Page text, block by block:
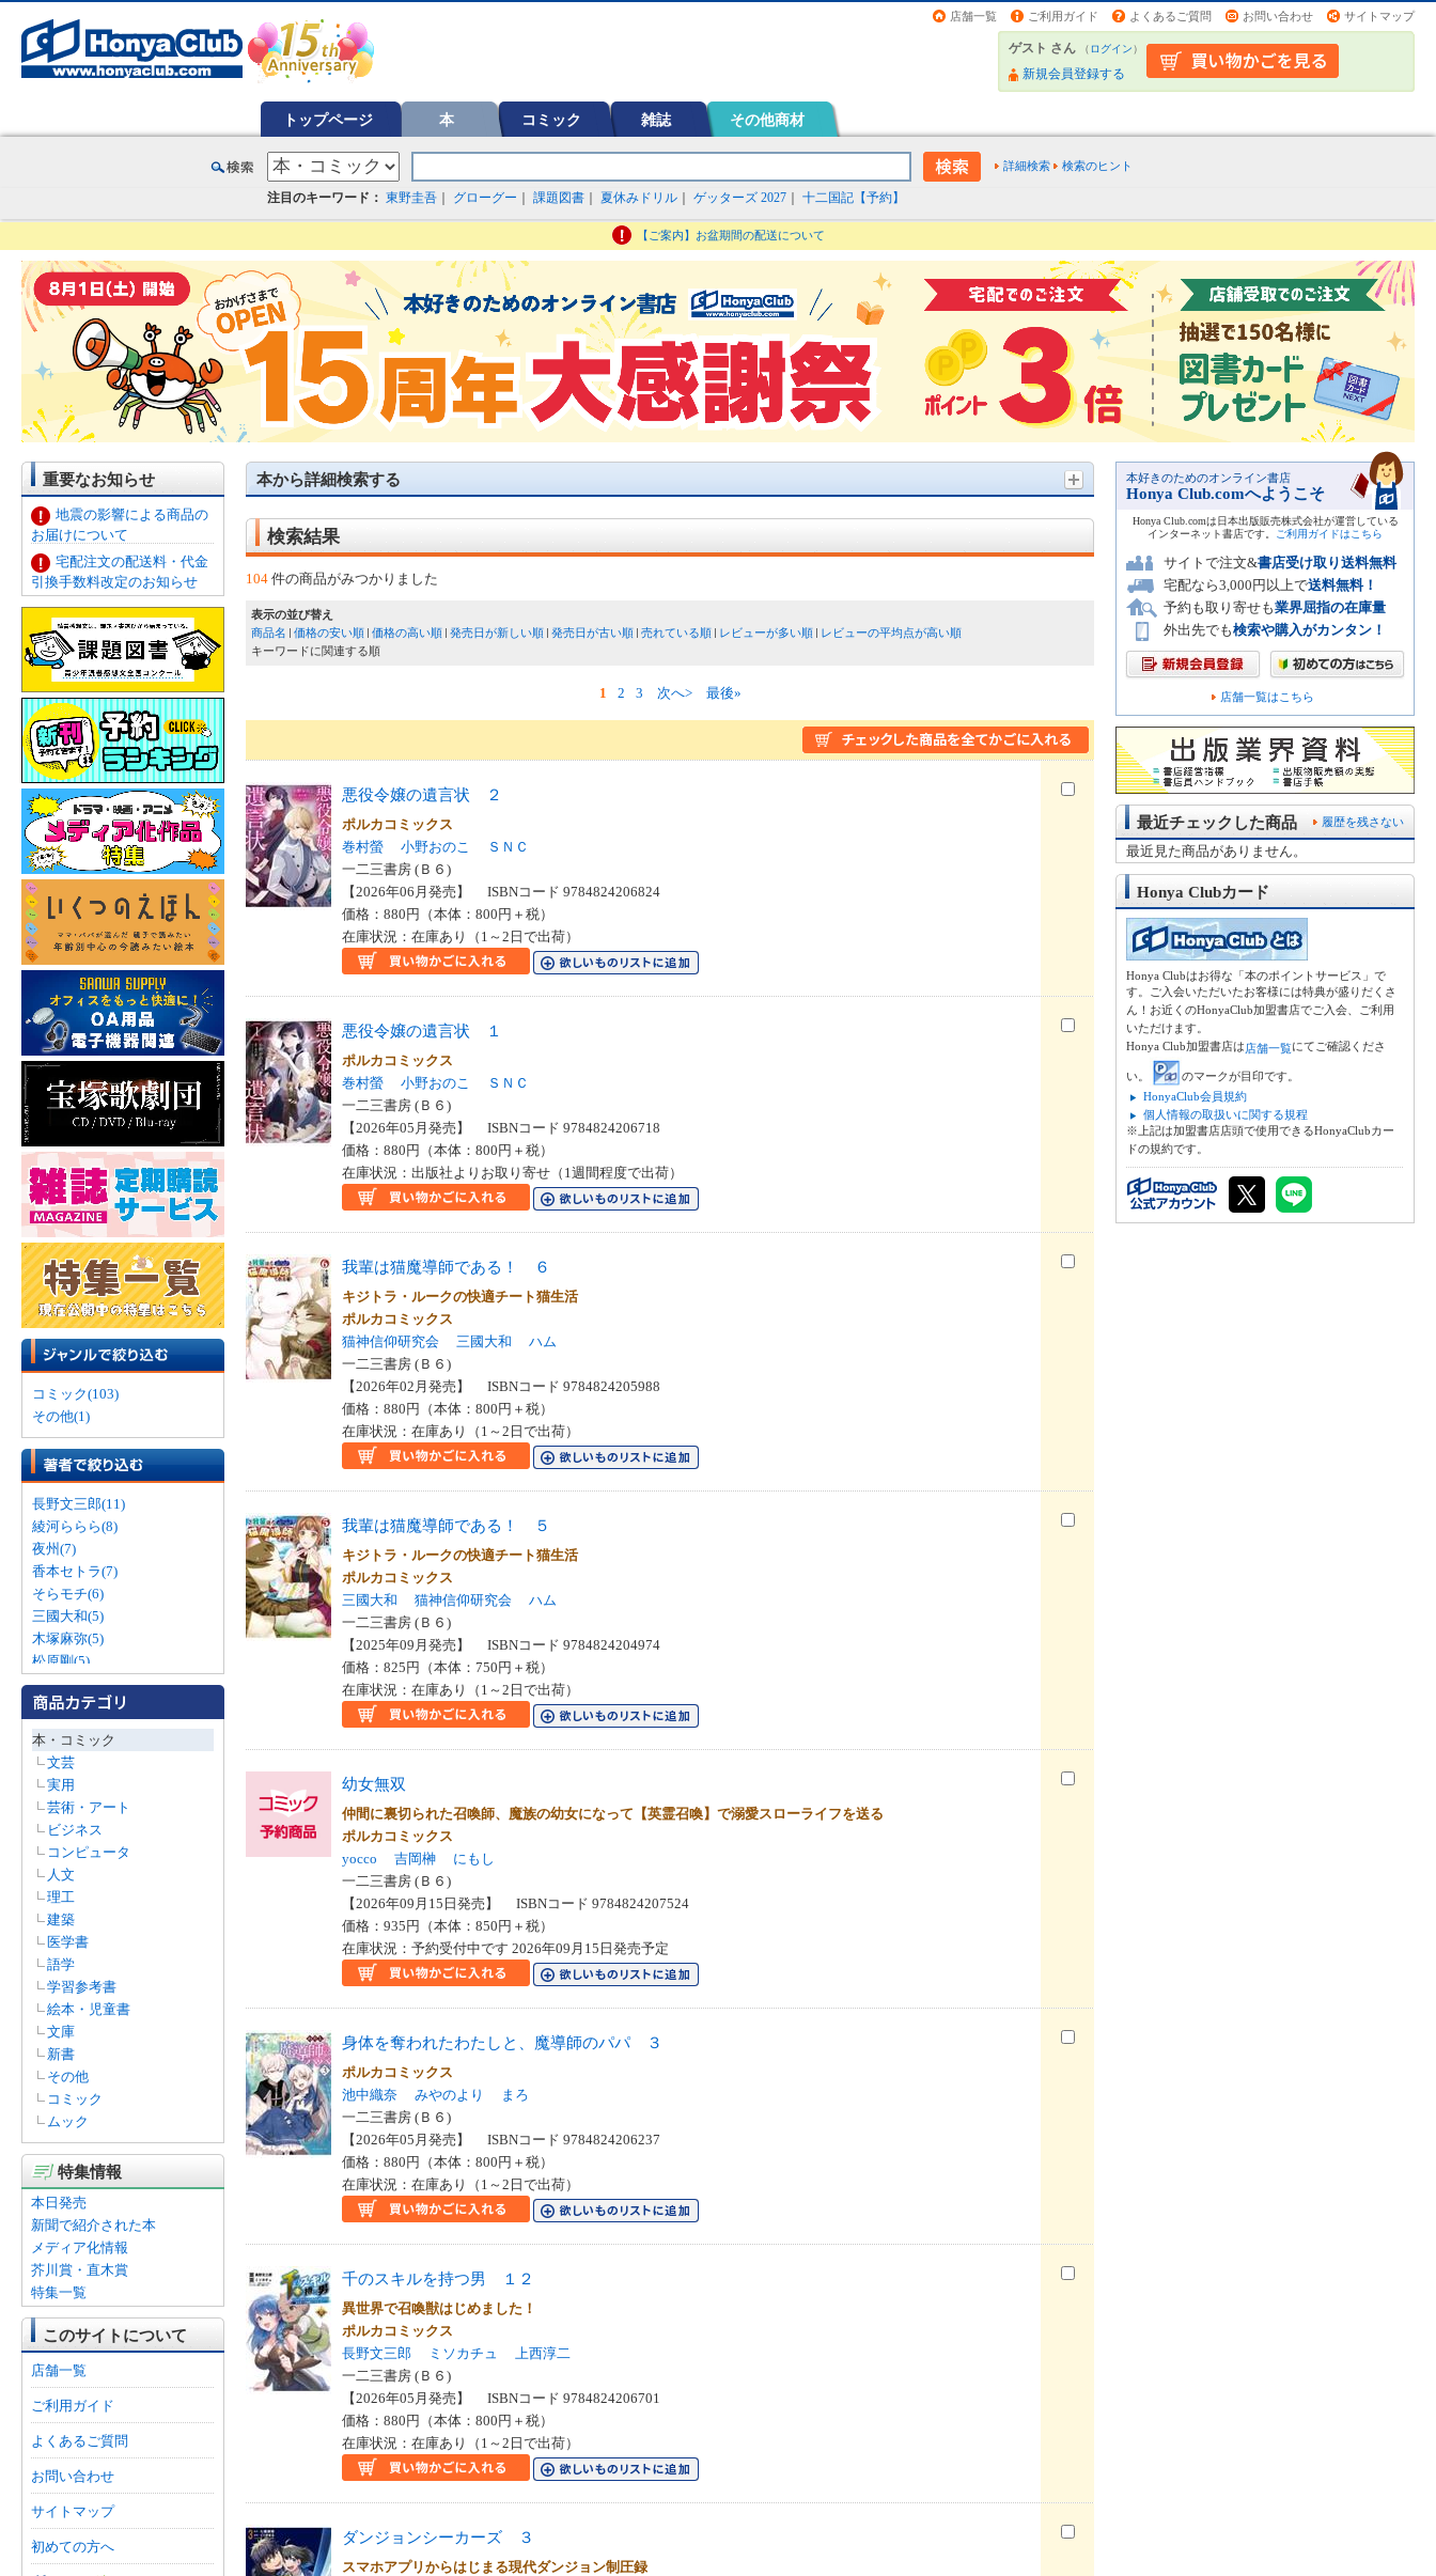
店舗一覧 ご利用ガイド よくあるご質問 お問い合わせ サイトマップ
ゲスト さん （ログイン）
新規会員登録する
トップページ 本 コミック 雑誌 その他商材
詳細検索 検索のヒント
注目のキーワード： 東野圭吾 グローグー 課題図書 夏休みドリル ゲッターズ 2027 十二国記【予約】
【ご案内】お盆期間の配送について
重要なお知らせ
地震の影響による商品の
お届けについて
宅配注文の配送料・代金
引換手数料改定のお知らせ
コミック(103)
その他(1)
長野文三郎(11)
綾河ららら(8)
夜州(7)
香本セトラ(7)
そらモチ(6)
三國大和(5)
木塚麻弥(5)
松原剛(5)
絢瀬あとり(5)
上谷岩清(4)
吉岡榊(4)
田中ドリル(4)
シオヤマ琴(3)
七篠康晴(3)
巻村螢(3)
時雨オオカミ(3)
池中織奈(3)
二八乃端月(2)
水杜吉比(2)
yocco(1)
いの(1)
しぶや大根(1)
ガチャ空(1)
ハナツカシオリ(1)
延野正行(1)
戦記暗転(1)
新人(1)
春千秋(1)
村田天(1)
森崎緩(1)
猫神信仰研究会(1)
秋嶋うおと(1)
高遠けい(1)
本・コミック
文芸
実用
芸術・アート
ビジネス
コンピュータ
人文
理工
建築
医学書
語学
学習参考書
絵本・児童書
文庫
新書
その他
コミック
ムック
特集情報
本日発売
新聞で紹介された本
メディア化情報
芥川賞・直木賞
特集一覧
このサイトについて
店舗一覧
ご利用ガイド
よくあるご質問
お問い合わせ
サイトマップ
初めての方へ
本から詳細検索する
検索結果
104 件の商品がみつかりました
表示の並び替え
商品名
価格の安い順 価格の高い順 発売日が新しい順 発売日が古い順 売れている順 レビューが多い順
レビューの平均点が高い順
キーワードに関連する順
1 2 3 次へ> 最後»
悪役令嬢の遺言状 ２
ポルカコミックス
巻村螢
小野おのこ
ＳＮＣ
一二三書房 (Ｂ６)
【2026年06月発売】 ISBNコード 9784824206824
価格：880円（本体：800円＋税）
在庫状況：在庫あり（1～2日で出荷）
悪役令嬢の遺言状 １
ポルカコミックス
巻村螢
小野おのこ
ＳＮＣ
一二三書房 (Ｂ６)
【2026年05月発売】 ISBNコード 9784824206718
価格：880円（本体：800円＋税）
在庫状況：出版社よりお取り寄せ（1週間程度で出荷）
我輩は猫魔導師である！ ６
キジトラ・ルークの快適チート猫生活
ポルカコミックス
猫神信仰研究会
三國大和
ハム
一二三書房 (Ｂ６)
【2026年02月発売】 ISBNコード 9784824205988
価格：880円（本体：800円＋税）
在庫状況：在庫あり（1～2日で出荷）
我輩は猫魔導師である！ ５
キジトラ・ルークの快適チート猫生活
ポルカコミックス
三國大和
猫神信仰研究会
ハム
一二三書房 (Ｂ６)
【2025年09月発売】 ISBNコード 9784824204974
価格：825円（本体：750円＋税）
在庫状況：在庫あり（1～2日で出荷）
幼女無双
仲間に裏切られた召喚師、魔族の幼女になって【英霊召喚】で溺愛スローライフを送る
ポルカコミックス
yocco
吉岡榊
にもし
一二三書房 (Ｂ６)
【2026年09月15日発売】 ISBNコード 9784824207524
価格：935円（本体：850円＋税）
在庫状況：予約受付中です 2026年09月15日発売予定
身体を奪われたわたしと、魔導師のパパ ３
ポルカコミックス
池中織奈
みやのより
まろ
一二三書房 (Ｂ６)
【2026年05月発売】 ISBNコード 9784824206237
価格：880円（本体：800円＋税）
在庫状況：在庫あり（1～2日で出荷）
千のスキルを持つ男 １２
異世界で召喚獣はじめました！
ポルカコミックス
長野文三郎
ミソカチュ
上西淳二
一二三書房 (Ｂ６)
【2026年05月発売】 ISBNコード 9784824206701
価格：880円（本体：800円＋税）
在庫状況：在庫あり（1～2日で出荷）
ダンジョンシーカーズ ３
スマホアプリからはじまる現代ダンジョン制圧録
本好きのためのオンライン書店
Honya Club.comへようこそ
Honya Club.comは日本出版販売株式会社が運営している
インターネット書店です。
ご利用ガイドはこちら
サイトで注文&書店受け取り送料無料
宅配なら3,000円以上で送料無料！
予約も取り寄せも業界屈指の在庫量
外出先でも検索や購入がカンタン！
店舗一覧はこちら
履歴を残さない
最近チェックした商品
最近見た商品がありません。
Honya Clubカード
Honya Clubはお得な「本のポイントサービス」で
す。ご入会いただいたお客様には特典が盛りだくさ
ん！お近くのHonyaClub加盟書店でご入会、ご利用
いただけます。
Honya Club加盟書店は店舗一覧にてご確認くださ
い。
のマークが目印です。
HonyaClub会員規約
個人情報の取扱いに関する規程
※上記は加盟書店店頭で使用できるHonyaClubカー
ドの規約です。